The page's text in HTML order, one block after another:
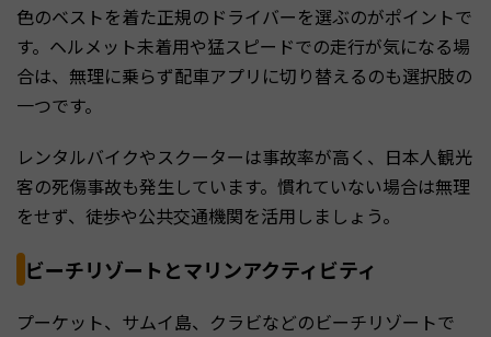
色のベストを着た正規のドライバーを選ぶのがポイントで
す。ヘルメット未着用や猛スピードでの走行が気になる場
合は、無理に乗らず配車アプリに切り替えるのも選択肢の
一つです。
レンタルバイクやスクーターは事故率が高く、日本人観光
客の死傷事故も発生しています。慣れていない場合は無理
をせず、徒歩や公共交通機関を活用しましょう。
ビーチリゾートとマリンアクティビティ
プーケット、サムイ島、クラビなどのビーチリゾートで